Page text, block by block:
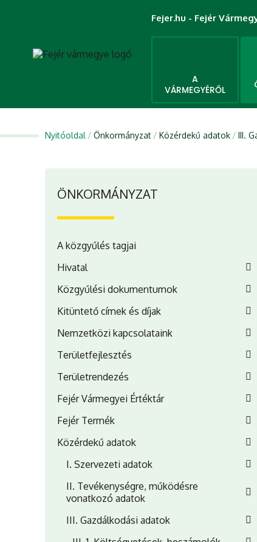
Fejer.hu - Fejér
A
VÁRMEGYÉRŐL
Nyitóoldal Önkormányzat Közérdekű adatok III.
ÖNKORMÁNYZAT
A közgyűlés tagjai
Hivatal
Közgyűlési dokumentumok
Kitüntető címek és díjak
Nemzetközi kapcsolataink
Területfejlesztés
Területrendezés
Fejér Vármegyei Értéktár
Fejér Termék
Közérdekű adatok
I. Szervezeti adatok
II. Tevékenységre, működésre
vonatkozó adatok
III. Gazdálkodási adatok